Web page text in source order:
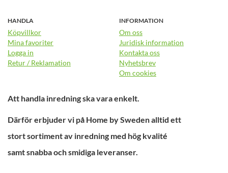
HANDLA
Köpvillkor
Mina favoriter
Logga in
Retur / Reklamation
INFORMATION
Om oss
Juridisk information
Kontakta oss
Nyhetsbrev
Om cookies
Att handla inredning ska vara enkelt.
Därför erbjuder vi på Home by Sweden alltid ett
stort sortiment av inredning med hög kvalité
samt snabba och smidiga leveranser.